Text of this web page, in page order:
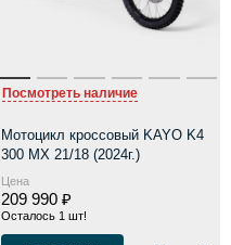
Посмотреть наличие
Мотоцикл кроссовый KAYO K4
300 MX 21/18 (2024г.)
Цена
209 990 ₽
Осталось 1 шт!